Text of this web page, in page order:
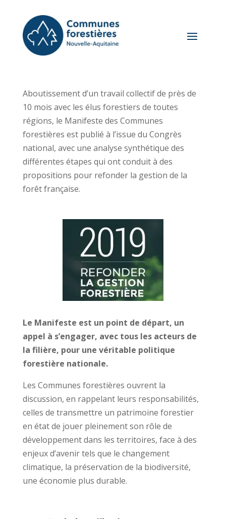
Aboutissement d’un travail collectif de près de
10 mois avec les élus forestiers de toutes
régions, le Manifeste des Communes
forestières est publié à l’issue du Congrès
national, avec une analyse synthétique des
différentes étapes qui ont conduit à des
propositions pour refonder la gestion de la
forêt française.
Le Manifeste est un point de départ, un
appel à s’engager, avec tous les acteurs de
la filière, pour une véritable politique
forestière nationale.
Les Communes forestières ouvrent la
discussion, en rappelant leurs responsabilités,
celles de transmettre un patrimoine forestier
en état de jouer pleinement son rôle de
développement dans les territoires, face à des
enjeux d’avenir tels que le changement
climatique, la préservation de la biodiversité,
une économie plus durable.